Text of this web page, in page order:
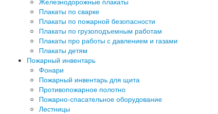
Плакаты по сварке
Плакаты по пожарной безопасности
Плакаты по грузоподъемным работам
Плакаты про работы с давлением и газами
Плакаты детям
Пожарный инвентарь
Фонари
Пожарный инвентарь для щита
Противопожарное полотно
Пожарно-спасательное оборудование
Лестницы